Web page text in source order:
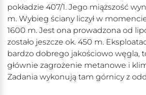
pokładzie 407/1. Jego miąższość
m. Wybieg ściany liczył w
1600 m. Jest ona prowadzona od
zostało jeszcze ok. 450 m.
bardzo dobrego jakościowo węgla,
głównie zagrożenie metanowe i
Zadania wykonują tam górnicy z